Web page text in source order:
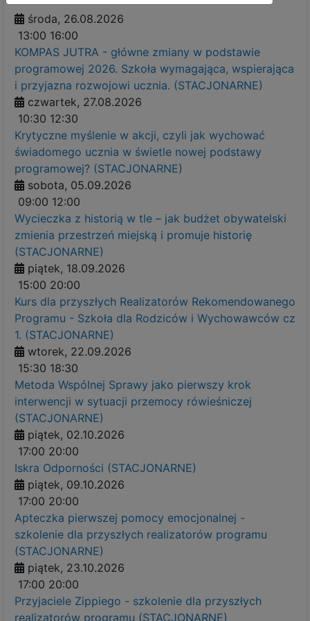
środa, 26.08.2026
13:00 16:00
KOMPAS JUTRA - główne zmiany w podstawie
programowej 2026. Szkoła wymagająca, wspierająca
i przyjazna rozwojowi ucznia. (STACJONARNE)
czwartek, 27.08.2026
10:30 12:30
Krytyczne myślenie w akcji, czyli jak wychować
świadomego ucznia w świetle nowej podstawy
programowej? (STACJONARNE)
sobota, 05.09.2026
09:00 12:00
Wycieczka z historią w tle – jak budżet obywatelski
zmienia przestrzeń miejską i promuje historię
(STACJONARNE)
piątek, 18.09.2026
15:00 20:00
Kurs dla przyszłych Realizatorów Rekomendowanego
Programu - Szkoła dla Rodziców i Wychowawców cz
1. (STACJONARNE)
wtorek, 22.09.2026
15:30 18:30
Metoda Wspólnej Sprawy jako pierwszy krok
interwencji w sytuacji przemocy rówieśniczej
(STACJONARNE)
piątek, 02.10.2026
17:00 20:00
Iskra Odporności (STACJONARNE)
piątek, 09.10.2026
17:00 20:00
Apteczka pierwszej pomocy emocjonalnej -
szkolenie dla przyszłych realizatorów programu
(STACJONARNE)
piątek, 23.10.2026
17:00 20:00
Przyjaciele Zippiego - szkolenie dla przyszłych
realizatorów programu (STACJONARNE)